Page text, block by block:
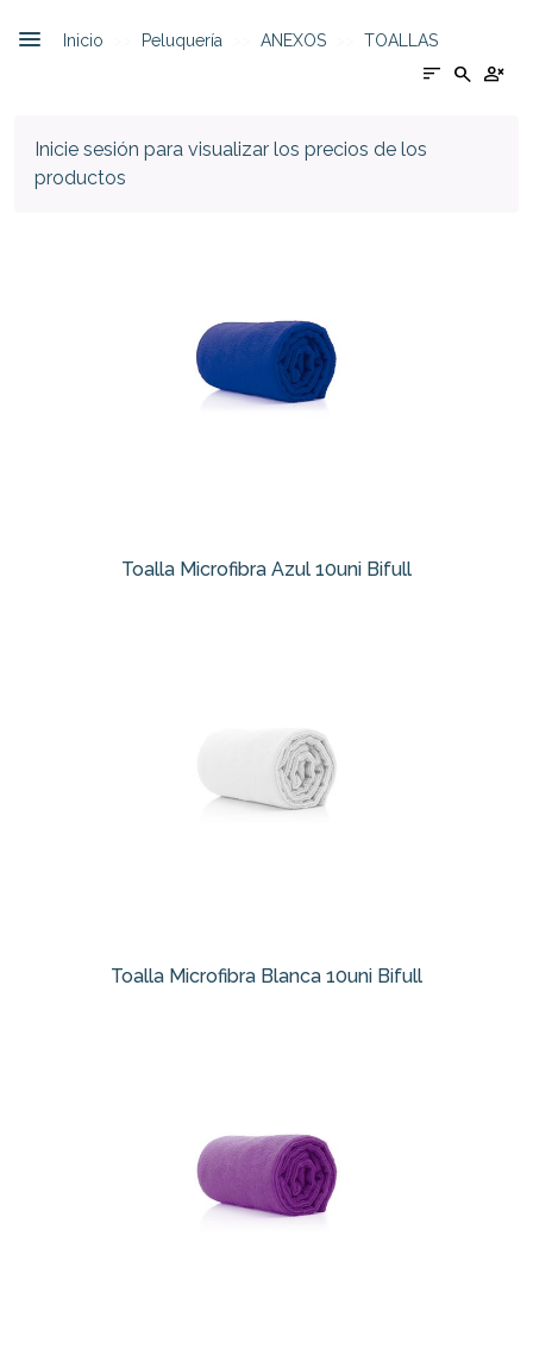
Inicio Peluquería ANEXOS TOALLAS
sort search person_cancel
Inicie sesión para visualizar los precios de los
productos
Toalla Microfibra Azul 10uni Bifull
Toalla Microfibra Blanca 10uni Bifull